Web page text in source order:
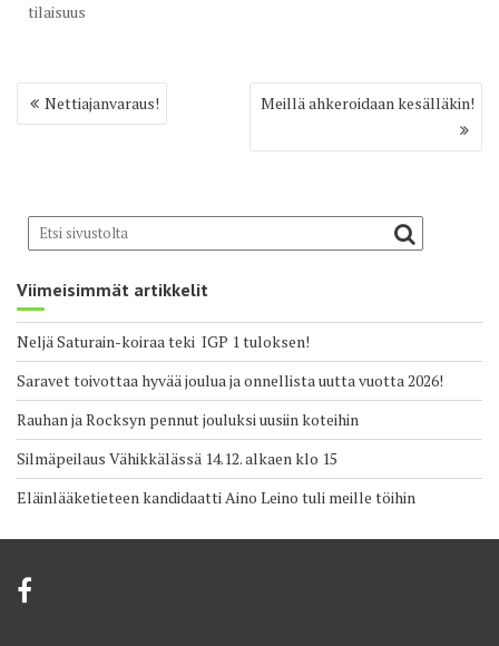
tilaisuus
Artikkelien
selaus
Nettiajanvaraus! Meillä ahkeroidaan kesälläkin!
Viimeisimmät artikkelit
Neljä Saturain-koiraa teki IGP 1 tuloksen!
Saravet toivottaa hyvää joulua ja onnellista uutta vuotta 2026!
Rauhan ja Rocksyn pennut jouluksi uusiin koteihin
Silmäpeilaus Vähikkälässä 14.12. alkaen klo 15
Eläinlääketieteen kandidaatti Aino Leino tuli meille töihin